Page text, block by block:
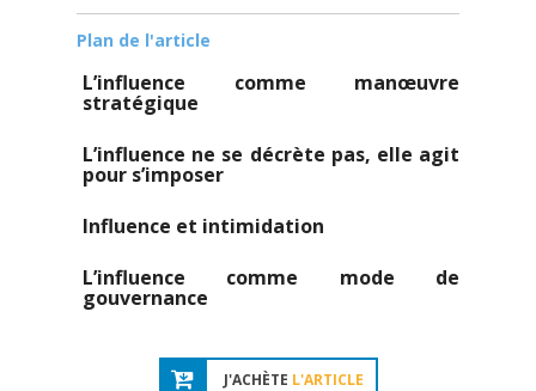
Plan de l'article
L’influence comme manœuvre
stratégique
L’influence ne se décrète pas, elle agit
pour s’imposer
Influence et intimidation
L’influence comme mode de
gouvernance
J'ACHÈTE L'ARTICLE